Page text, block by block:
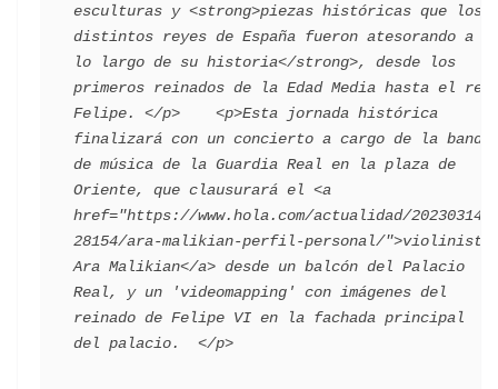
esculturas y <strong>piezas históricas que los
distintos reyes de España fueron atesorando a
lo largo de su historia</strong>, desde los
primeros reinados de la Edad Media hasta el rey
Felipe. </p>    <p>Esta jornada histórica
finalizará con un concierto a cargo de la banda
de música de la Guardia Real en la plaza de
Oriente, que clausurará el <a
href="https://www.hola.com/actualidad/202303142
28154/ara-malikian-perfil-personal/">violinista
Ara Malikian</a> desde un balcón del Palacio
Real, y un 'videomapping' con imágenes del
reinado de Felipe VI en la fachada principal